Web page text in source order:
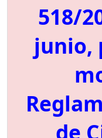
518/
junio,
de